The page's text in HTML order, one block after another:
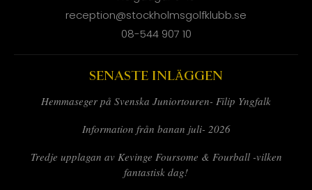
reception@stockholmsgolfklubb.se
08-544 907 10
SENASTE INLÄGGEN
Hemmaseger på Svenska Juniortouren- Filip Yngfalk
Information från banan juli- 2026
Tredje upplagan av Kevinge Foursome & Fourball -vilken
fantastisk dag!